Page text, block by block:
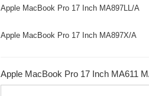
Apple MacBook Pro 17 Inch MA897LL/A
Apple MacBook Pro 17 Inch MA897X/A
Apple MacBook Pro 17 Inch MA611